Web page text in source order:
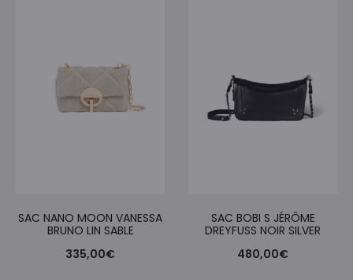
SAC NANO MOON VANESSA
BRUNO LIN SABLE
335,00€
SAC BOBI S JÉRÔME
DREYFUSS NOIR SILVER
480,00€